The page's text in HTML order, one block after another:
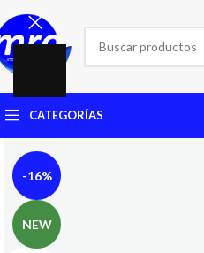
CATEGORÍAS
-16%
NEW